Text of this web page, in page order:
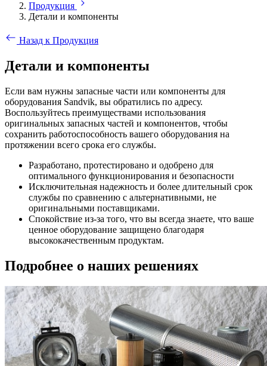
Продукция
Детали и компоненты
Назад к Продукция
Детали и компоненты
Если вам нужны запасные части или компоненты для
оборудования Sandvik, вы обратились по адресу.
Воспользуйтесь преимуществами использования
оригинальных запасных частей и компонентов, чтобы
сохранить работоспособность вашего оборудования на
протяжении всего срока его службы.
Разработано, протестировано и одобрено для
оптимального функционирования и безопасности
Исключительная надежность и более длительный срок
службы по сравнению с альтернативными, не
оригинальными поставщиками.
Спокойствие из-за того, что вы всегда знаете, что ваше
ценное оборудование защищено благодаря
высококачественным продуктам.
Подробнее о наших решениях